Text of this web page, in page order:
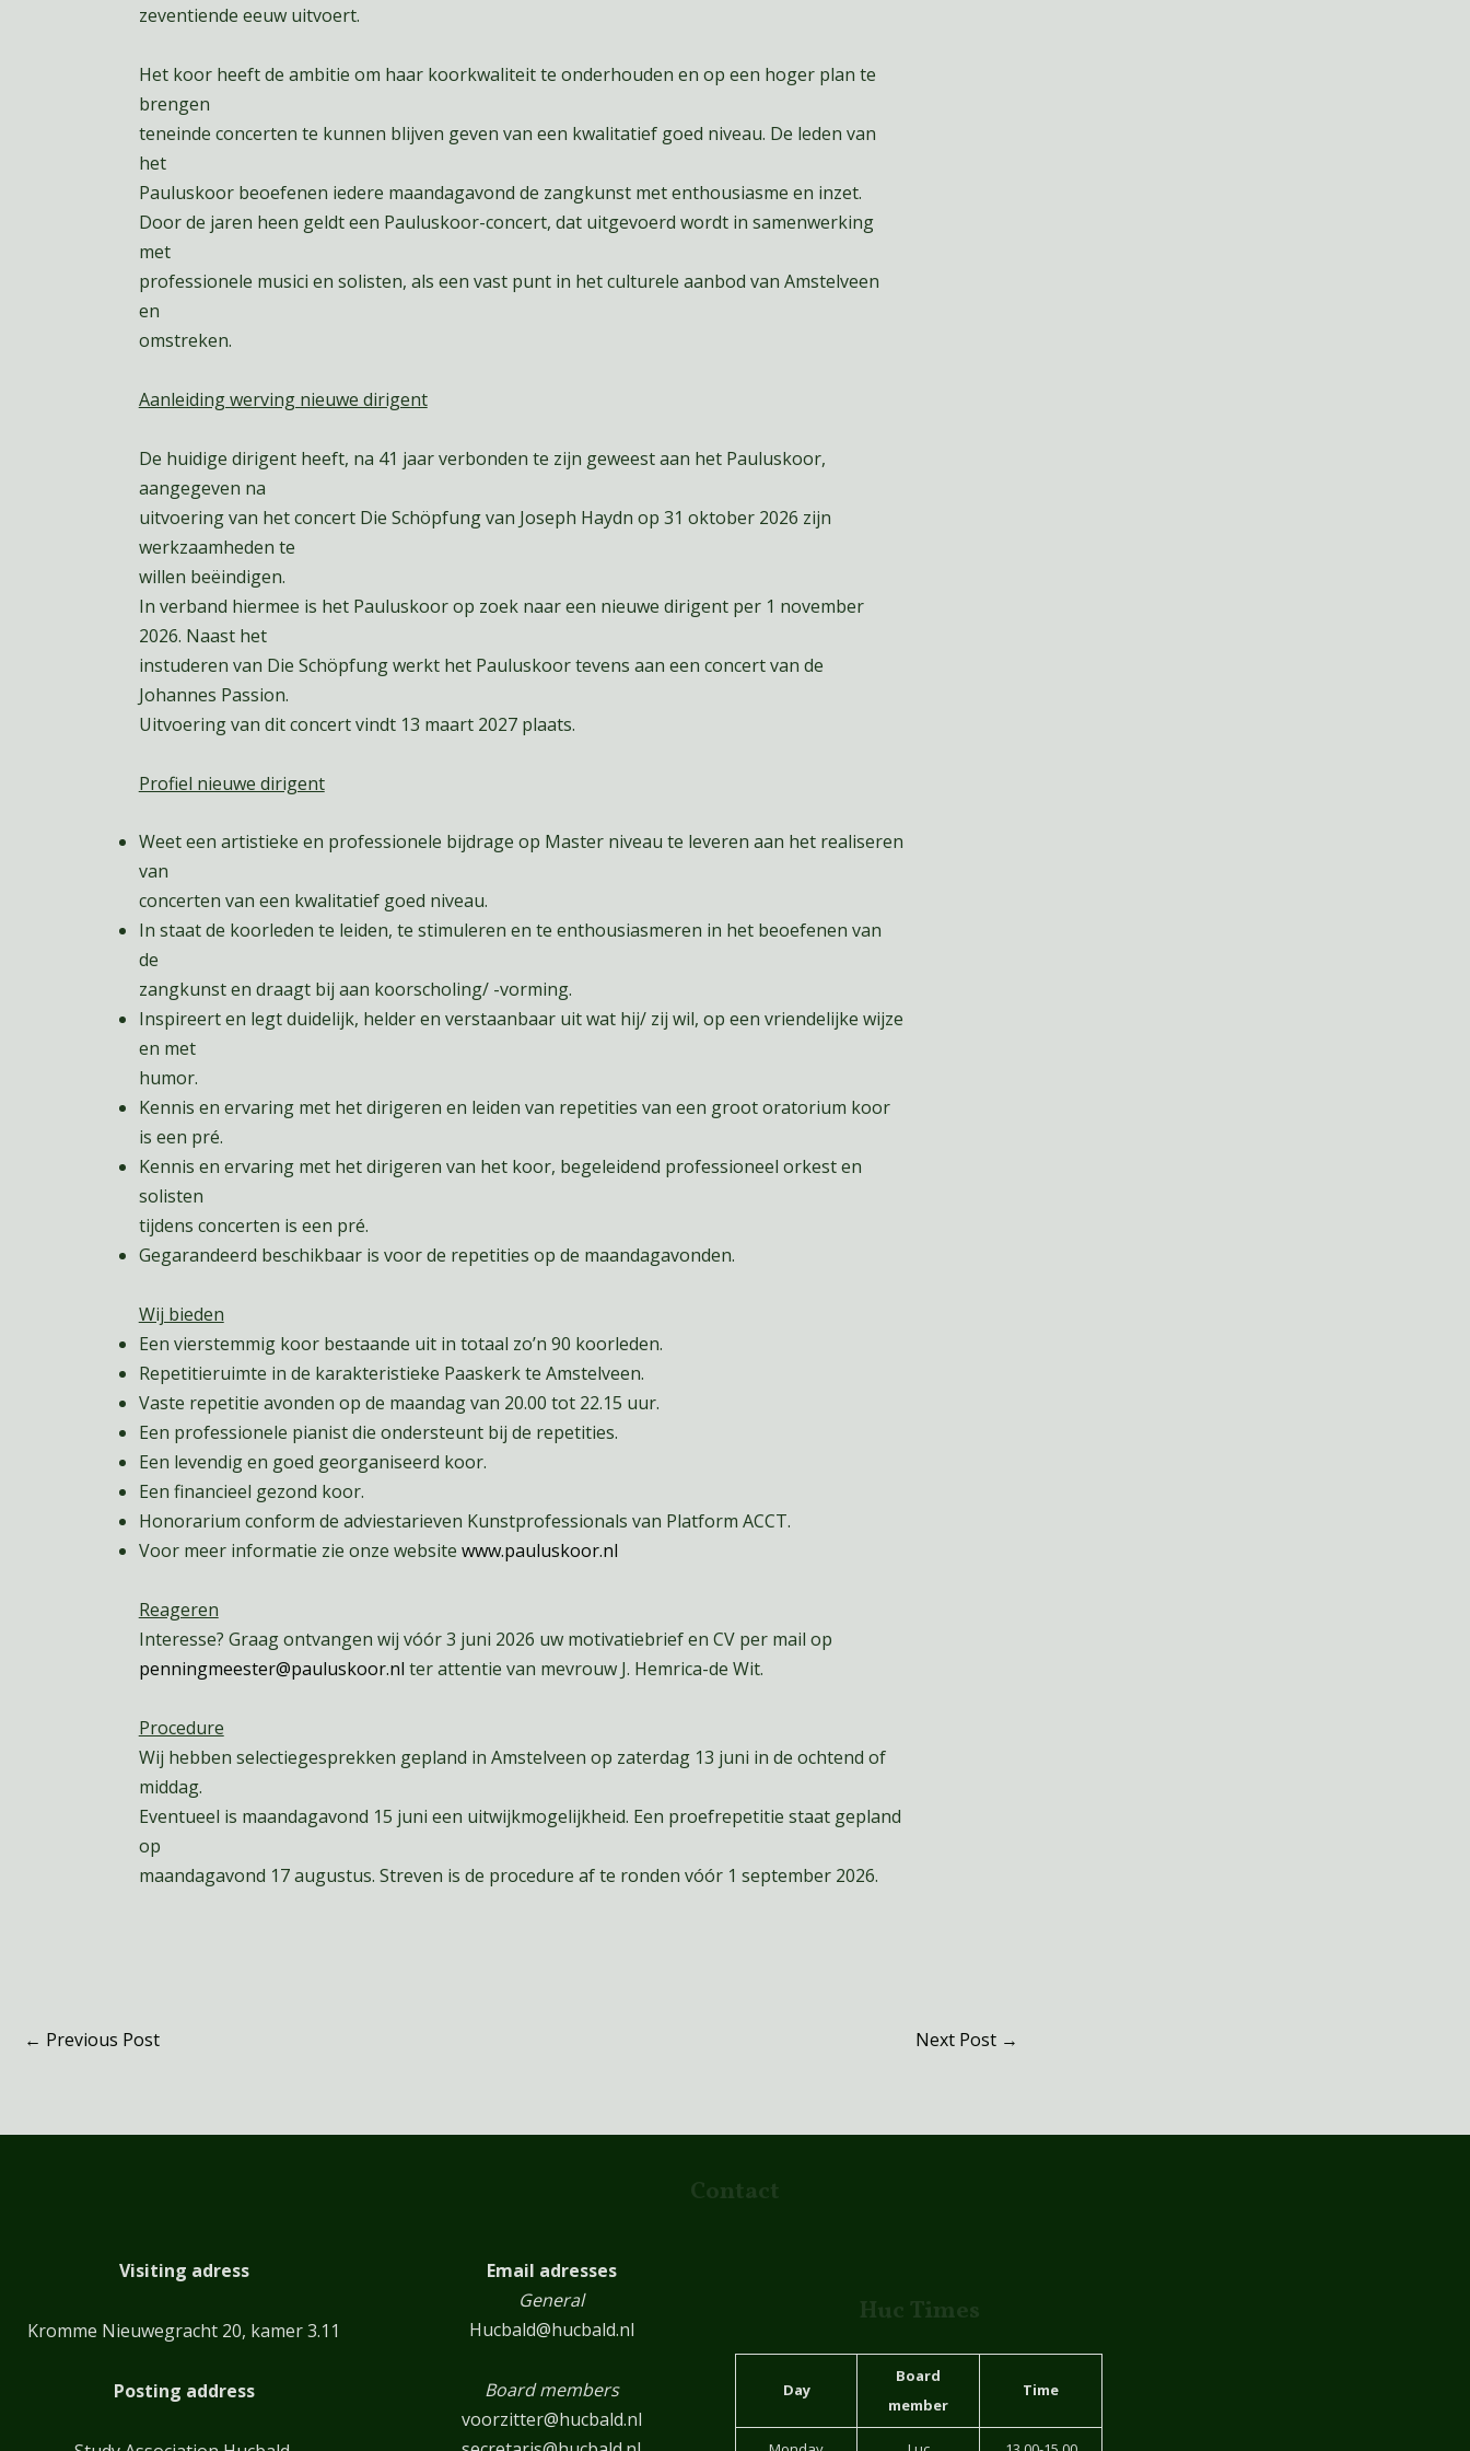
zeventiende eeuw uitvoert.
Het koor heeft de ambitie om haar koorkwaliteit te onderhouden en op een hoger plan te
brengen
teneinde concerten te kunnen blijven geven van een kwalitatief goed niveau. De leden van
het
Pauluskoor beoefenen iedere maandagavond de zangkunst met enthousiasme en inzet.
Door de jaren heen geldt een Pauluskoor-concert, dat uitgevoerd wordt in samenwerking
met
professionele musici en solisten, als een vast punt in het culturele aanbod van Amstelveen
en
omstreken.
Aanleiding werving nieuwe dirigent
De huidige dirigent heeft, na 41 jaar verbonden te zijn geweest aan het Pauluskoor,
aangegeven na
uitvoering van het concert Die Schöpfung van Joseph Haydn op 31 oktober 2026 zijn
werkzaamheden te
willen beëindigen.
In verband hiermee is het Pauluskoor op zoek naar een nieuwe dirigent per 1 november
2026. Naast het
instuderen van Die Schöpfung werkt het Pauluskoor tevens aan een concert van de
Johannes Passion.
Uitvoering van dit concert vindt 13 maart 2027 plaats.
Profiel nieuwe dirigent
Weet een artistieke en professionele bijdrage op Master niveau te leveren aan het realiseren
van
concerten van een kwalitatief goed niveau.
In staat de koorleden te leiden, te stimuleren en te enthousiasmeren in het beoefenen van
de
zangkunst en draagt bij aan koorscholing/ -vorming.
Inspireert en legt duidelijk, helder en verstaanbaar uit wat hij/ zij wil, op een vriendelijke wijze
en met
humor.
Kennis en ervaring met het dirigeren en leiden van repetities van een groot oratorium koor
is een pré.
Kennis en ervaring met het dirigeren van het koor, begeleidend professioneel orkest en
solisten
tijdens concerten is een pré.
Gegarandeerd beschikbaar is voor de repetities op de maandagavonden.
Wij bieden
Een vierstemmig koor bestaande uit in totaal zo’n 90 koorleden.
Repetitieruimte in de karakteristieke Paaskerk te Amstelveen.
Vaste repetitie avonden op de maandag van 20.00 tot 22.15 uur.
Een professionele pianist die ondersteunt bij de repetities.
Een levendig en goed georganiseerd koor.
Een financieel gezond koor.
Honorarium conform de adviestarieven Kunstprofessionals van Platform ACCT.
Voor meer informatie zie onze website www.pauluskoor.nl
Reageren
Interesse? Graag ontvangen wij vóór 3 juni 2026 uw motivatiebrief en CV per mail op
penningmeester@pauluskoor.nl ter attentie van mevrouw J. Hemrica-de Wit.
Procedure
Wij hebben selectiegesprekken gepland in Amstelveen op zaterdag 13 juni in de ochtend of
middag.
Eventueel is maandagavond 15 juni een uitwijkmogelijkheid. Een proefrepetitie staat gepland
op
maandagavond 17 augustus. Streven is de procedure af te ronden vóór 1 september 2026.
← Previous Post Next Post →
Contact
Visiting adress
Kromme Nieuwegracht 20, kamer 3.11
Posting address
Email adresses
General
Hucbald@hucbald.nl
Board members
voorzitter@hucbald.nl
Huc Times
Day
Board
member
Time